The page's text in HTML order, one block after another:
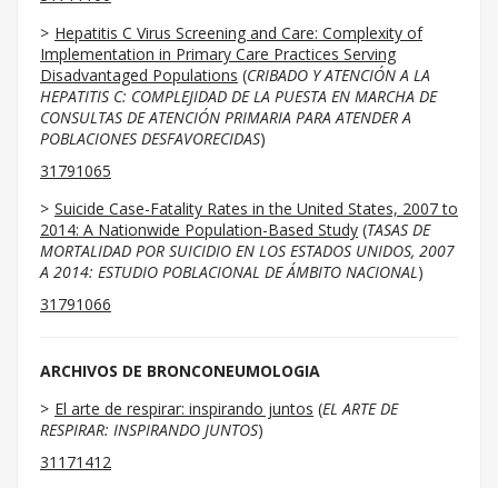
Hepatitis C Virus Screening and Care: Complexity of
Implementation in Primary Care Practices Serving
Disadvantaged Populations (CRIBADO Y ATENCIÓN A LA
HEPATITIS C: COMPLEJIDAD DE LA PUESTA EN MARCHA DE
CONSULTAS DE ATENCIÓN PRIMARIA PARA ATENDER A
POBLACIONES DESFAVORECIDAS)
31791065
Suicide Case-Fatality Rates in the United States, 2007 to
2014: A Nationwide Population-Based Study (TASAS DE
MORTALIDAD POR SUICIDIO EN LOS ESTADOS UNIDOS, 2007
A 2014: ESTUDIO POBLACIONAL DE ÁMBITO NACIONAL)
31791066
ARCHIVOS DE BRONCONEUMOLOGIA
El arte de respirar: inspirando juntos (EL ARTE DE
RESPIRAR: INSPIRANDO JUNTOS)
31171412